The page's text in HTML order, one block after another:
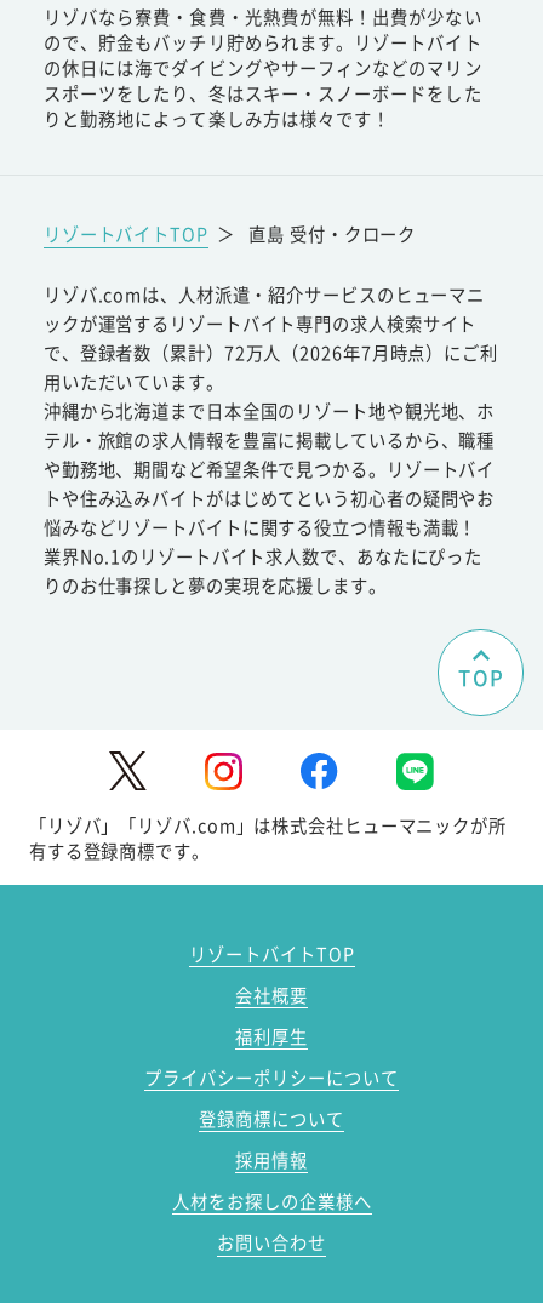
リゾバなら寮費・食費・光熱費が無料！出費が少ない
ので、貯金もバッチリ貯められます。リゾートバイト
の休日には海でダイビングやサーフィンなどのマリン
スポーツをしたり、冬はスキー・スノーボードをした
りと勤務地によって楽しみ方は様々です！
リゾートバイトTOP ＞ 直島 受付・クローク
リゾバ.comは、人材派遣・紹介サービスのヒューマニ
ックが運営するリゾートバイト専門の求人検索サイト
で、登録者数（累計）72万人（2026年7月時点）にご利
用いただいています。
沖縄から北海道まで日本全国のリゾート地や観光地、ホ
テル・旅館の求人情報を豊富に掲載しているから、職種
や勤務地、期間など希望条件で見つかる。リゾートバイ
トや住み込みバイトがはじめてという初心者の疑問やお
悩みなどリゾートバイトに関する役立つ情報も満載！
業界No.1のリゾートバイト求人数で、あなたにぴった
りのお仕事探しと夢の実現を応援します。
TOP
「リゾバ」「リゾバ.com」は株式会社ヒューマニックが所
有する登録商標です。
リゾートバイトTOP
会社概要
福利厚生
プライバシーポリシーについて
登録商標について
採用情報
人材をお探しの企業様へ
お問い合わせ